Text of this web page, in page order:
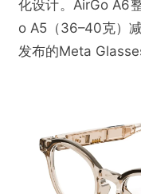
化设计。AirGo A6
o A5（36–40克）
发布的Meta